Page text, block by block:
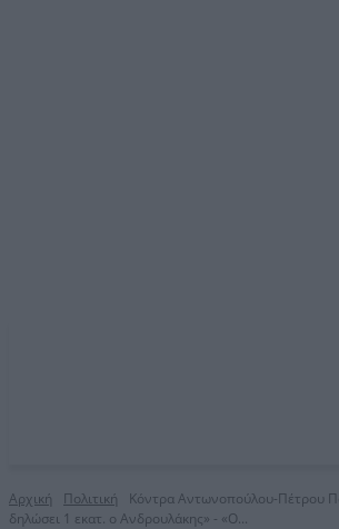
Αρχική Πολιτική
Κόντρα Αντωνοπούλου-Πέτρου
δηλώσει 1 εκατ. ο Ανδρουλάκης» - «Ο...